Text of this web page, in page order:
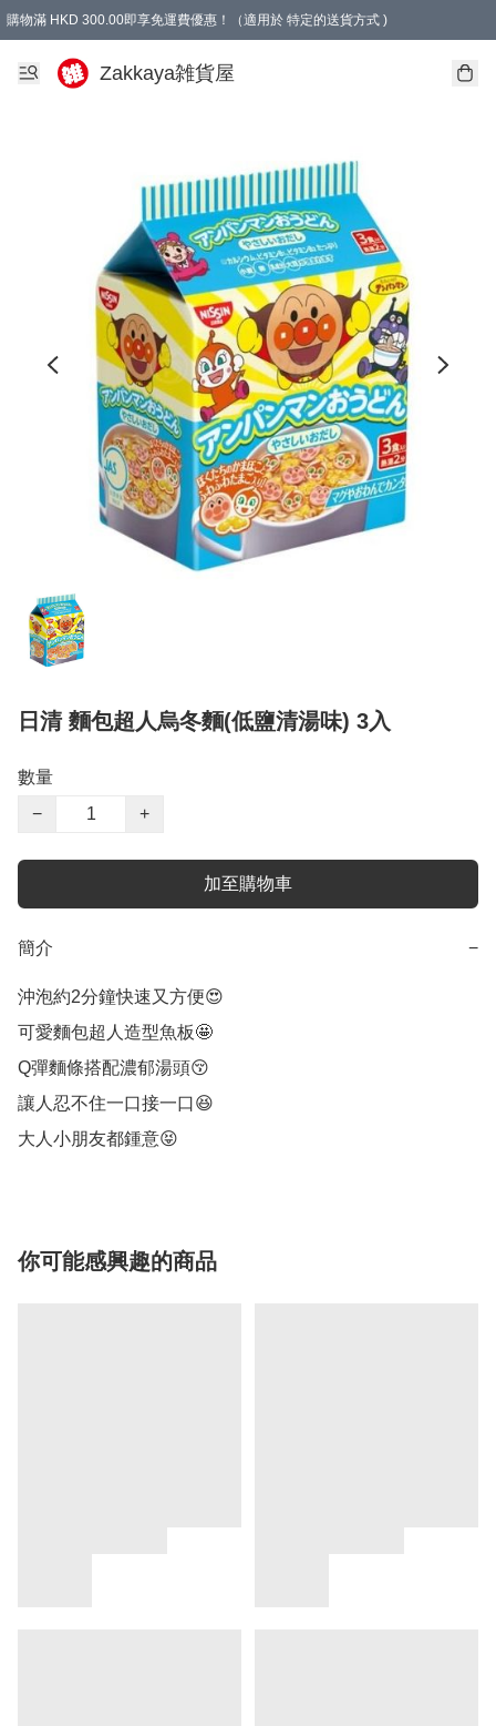
購物滿 HKD 300.00即享免運費優惠！（適用於 特定的送貨方式 )
Zakkaya雑貨屋
日清 麵包超人烏冬麵(低鹽清湯味) 3入
數量
−
+
加至購物車
簡介 −
沖泡約2分鐘快速又方便😍
可愛麵包超人造型魚板🤩
Q彈麵條搭配濃郁湯頭😚
讓人忍不住一口接一口😆
大人小朋友都鍾意😝
你可能感興趣的商品